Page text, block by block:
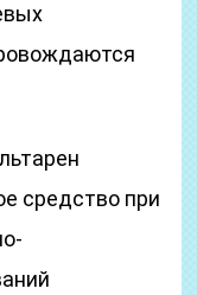
средство при